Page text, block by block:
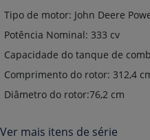
Tipo de motor: John Deere
Potência Nominal: 333 cv
Capacidade do tanque de
Comprimento do rotor: 312,4
Diâmetro do rotor:76,2 cm
mais itens de série